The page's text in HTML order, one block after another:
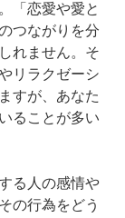
「恋愛や愛と
つながりを分
れません。そ
リラクゼーシ
すが、あなた
ることが多い
る人の感情や
の行為をどう